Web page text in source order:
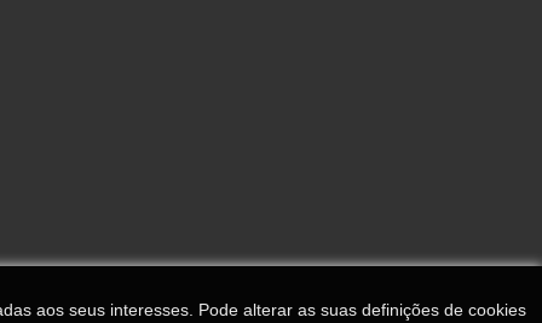
aos seus interesses. Pode alterar as suas definições de cookies